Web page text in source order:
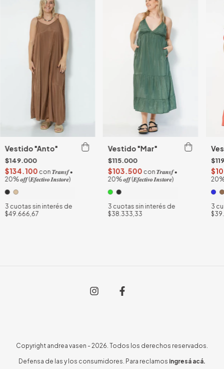
Vestido "Anto"
$149.000
$134.100 con 𝑻𝒓𝒂𝒏𝒔𝒇 •
20% 𝒐𝒇𝒇 (𝑬𝒇𝒆𝒄𝒕𝒊𝒗𝒐 𝑰𝒏𝒔𝒕𝒐𝒓𝒆)
3 cuotas sin interés de
$49.666,67
Vestido "Mar"
$115.000
$103.500 con 𝑻𝒓𝒂𝒏𝒔𝒇 •
20% 𝒐𝒇𝒇 (𝑬𝒇𝒆𝒄𝒕𝒊𝒗𝒐 𝑰𝒏𝒔𝒕𝒐𝒓𝒆)
3 cuotas sin interés de
$38.333,33
20%
3
Copyright andrea vasen - 2026. Todos los derechos reservados.
Defensa de las y los consumidores. Para reclamos ingresá acá.